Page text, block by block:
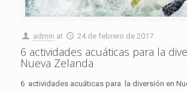
admin at 24 de febrero de 2017
6 actividades acuáticas para la
Nueva Zelanda
6 actividades acuáticas para la diversión en